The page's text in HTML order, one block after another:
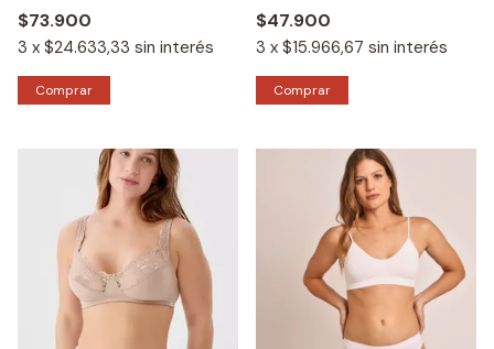
$73.900
3 x $24.633,33 sin interés
Comprar
$47.900
3 x $15.966,67 sin interés
Comprar